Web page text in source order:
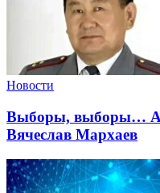
Новости
Выборы, выборы… А
Вячеслав Мархаев